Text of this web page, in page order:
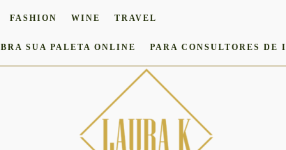
FASHION WINE TRAVEL
SUA PALETA ONLINE PARA CONSULTORES DE